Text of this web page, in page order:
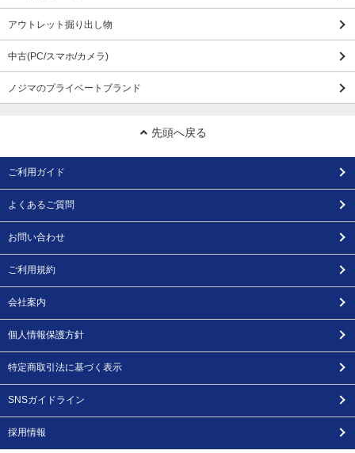
アウトレット掘り出し物
中古(PC/スマホ/カメラ)
ノジマのプライベートブランド
先頭へ戻る
ご利用ガイド
よくあるご質問
お問い合わせ
ご利用規約
会社案内
個人情報保護方針
特定商取引法に基づく表示
SNSガイドライン
採用情報